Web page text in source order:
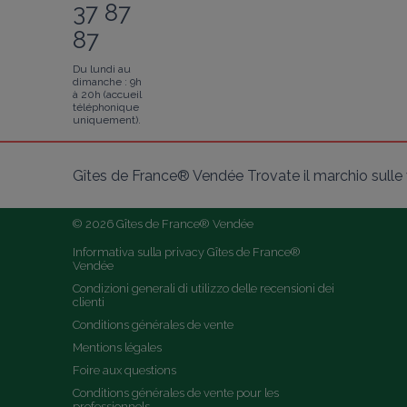
37 87
87
Du lundi au
dimanche : 9h
à 20h (accueil
téléphonique
uniquement).
Gîtes de France® Vendée Trovate il marchio
© 2026 Gîtes de France® Vendée
Informativa sulla privacy Gîtes de France®
Vendée
Condizioni generali di utilizzo delle recensioni dei
clienti
Conditions générales de vente
Mentions légales
Foire aux questions
Conditions générales de vente pour les